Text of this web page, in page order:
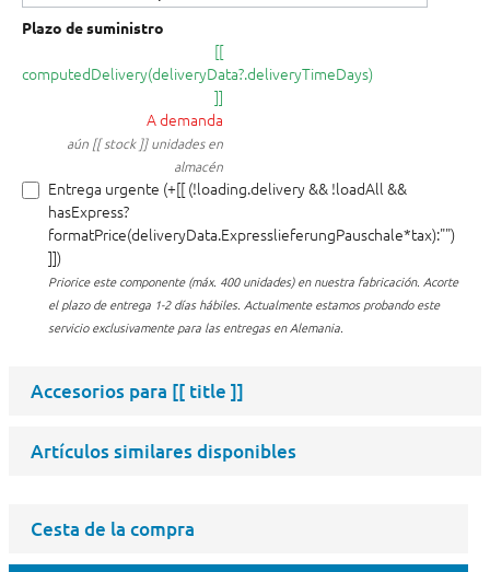
Plazo de suministro
[[
computedDelivery(deliveryData?.deliveryTimeDays)
]]
A demanda
aún [[ stock ]] unidades en
almacén
Entrega urgente (+[[ (!loading.delivery && !loadAll &&
hasExpress?
formatPrice(deliveryData.ExpresslieferungPauschale*tax):"")
]])
Priorice este componente (máx. 400 unidades) en nuestra fabricación. Acorte
el plazo de entrega 1-2 días hábiles. Actualmente estamos probando este
servicio exclusivamente para las entregas en Alemania.
Accesorios para [[ title ]]
Artículos similares disponibles
Cesta de la compra